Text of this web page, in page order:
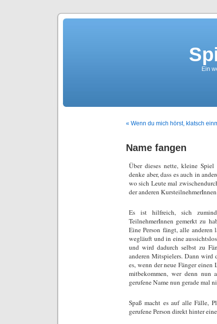
Ein
« Wenn du mich hörst, klatsch
Name fangen
Über dieses nette, kleine
denke aber, dass es auch in
wo sich Leute mal
der anderen
Es ist hilfreich, sich
TeilnehmerInnen gemerkt zu
Eine Person fängt, alle anderen
wegläuft und in eine
und wird dadurch selbst zu
anderen Mitspielers. Dann wird
es, wenn der neue Fänger
mitbekommen, wer denn nun
gerufene Name nun gerade mal
Spaß macht es auf alle Fälle,
gerufene Person direkt hinter